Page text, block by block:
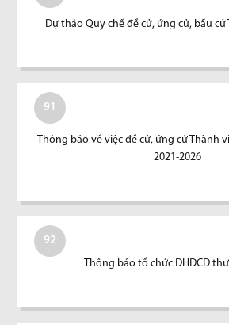
Dự thảo Quy chế đề cử, ứng cử, bầu
91
Thông báo về việc đề cử, ứng cử Thành
2021-2026
92
Thông báo tổ chức ĐHĐCĐ